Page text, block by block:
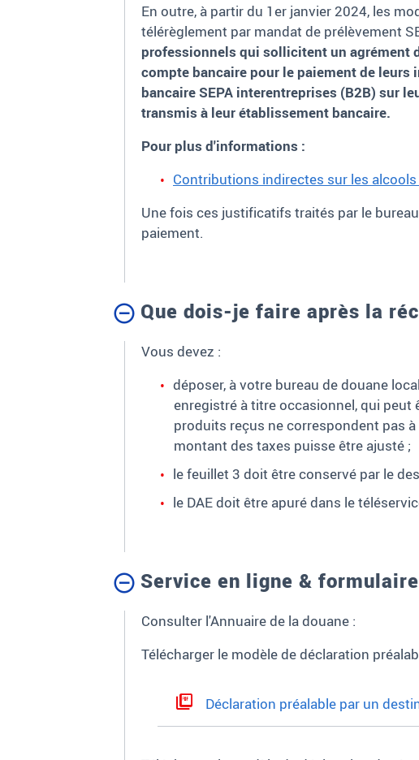
En outre, à partir du 1er janvier 2024, les
télérèglement par mandat de prélèvement
professionnels qui sollicitent un agrément
compte bancaire pour le paiement de
bancaire SEPA interentreprises (B2B) sur
transmis à leur établissement bancaire.
Pour plus d'informations :
Contributions indirectes sur les
Une fois ces justificatifs traités par le
paiement.
Que dois-je faire après la
Vous devez :
déposer, à votre bureau de douane
enregistré à titre occasionnel,qui peut
produits reçus ne correspondent pas
montant des taxes puisse être ajusté ;
le feuillet 3 doit être conservé par le
le DAE doit être apuré dans le
Service en ligne &
Consulter l'Annuaire de la douane :
Télécharger le modèle de déclaration
Déclaration préalable par un